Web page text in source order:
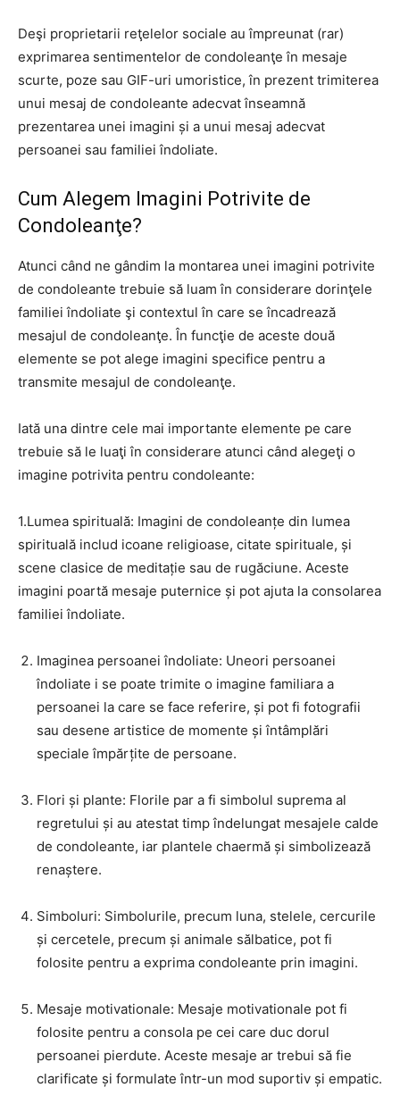
Deşi proprietarii reţelelor sociale au împreunat (rar)
exprimarea sentimentelor de condoleanţe în mesaje
scurte, poze sau GIF-uri umoristice, în prezent trimiterea
unui mesaj de condoleante adecvat înseamnă
prezentarea unei imagini și a unui mesaj adecvat
persoanei sau familiei îndoliate.
Cum Alegem Imagini Potrivite de
Condoleanţe?
Atunci când ne gândim la montarea unei imagini potrivite
de condoleante trebuie să luam în considerare dorinţele
familiei îndoliate şi contextul în care se încadrează
mesajul de condoleanţe. În funcţie de aceste două
elemente se pot alege imagini specifice pentru a
transmite mesajul de condoleanţe.
Iată una dintre cele mai importante elemente pe care
trebuie să le luaţi în considerare atunci când alegeţi o
imagine potrivita pentru condoleante:
1.Lumea spirituală: Imagini de condoleanțe din lumea
spirituală includ icoane religioase, citate spirituale, și
scene clasice de meditație sau de rugăciune. Aceste
imagini poartă mesaje puternice și pot ajuta la consolarea
familiei îndoliate.
Imaginea persoanei îndoliate: Uneori persoanei
îndoliate i se poate trimite o imagine familiara a
persoanei la care se face referire, și pot fi fotografii
sau desene artistice de momente și întâmplări
speciale împărțite de persoane.
Flori și plante: Florile par a fi simbolul suprema al
regretului și au atestat timp îndelungat mesajele calde
de condoleante, iar plantele chaermă și simbolizează
renaștere.
Simboluri: Simbolurile, precum luna, stelele, cercurile
și cercetele, precum și animale sălbatice, pot fi
folosite pentru a exprima condoleante prin imagini.
Mesaje motivationale: Mesaje motivationale pot fi
folosite pentru a consola pe cei care duc dorul
persoanei pierdute. Aceste mesaje ar trebui să fie
clarificate și formulate într-un mod suportiv și empatic.